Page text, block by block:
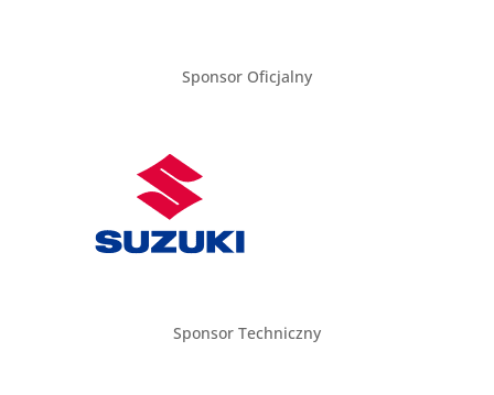
Sponsor Oficjalny
Sponsor Techniczny